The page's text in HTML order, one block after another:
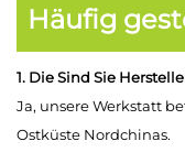
Häufig
1. Die Sind Sie
Ja, unsere Werkstatt
Ostküste Nordchinas.